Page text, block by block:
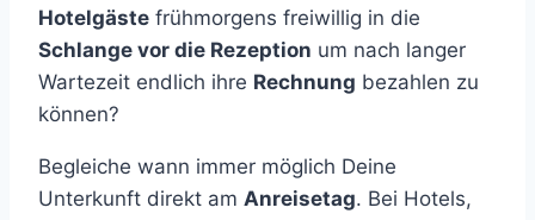
Hotelgäste frühmorgens freiwillig in die
Schlange vor die Rezeption um nach langer
Wartezeit endlich ihre Rechnung bezahlen zu
können?
Begleiche wann immer möglich Deine
Unterkunft direkt am Anreisetag. Bei Hotels,